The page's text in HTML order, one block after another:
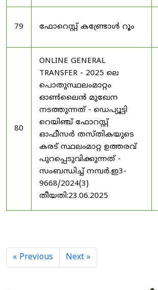
79 ഫോറെസ്റ്റ് കണ്ട്രോൾ റൂം
80
ONLINE GENERAL
TRANSFER - 2025 ലെ
പൊതുസ്ഥലംമാറ്റം
ഓൺലൈൻ മുഖേന
നടത്തുന്നത് - ഡെപ്യൂട്ടി
റെയിഞ്ച് ഫോറസ്റ്റ്
ഓഫീസർ തസ്തികയുടെ
കരട് സ്ഥലംമാറ്റ ഉത്തരവ്
പുറപ്പെടുവിക്കുന്നത് -
സംബന്ധിച്ച് നമ്പർ.ഇ3-
9668/2024(3)
തീയതി:23.06.2025
« Previous Next »